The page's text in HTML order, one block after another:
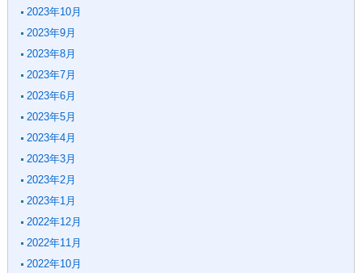
2023年10月
2023年9月
2023年8月
2023年7月
2023年6月
2023年5月
2023年4月
2023年3月
2023年2月
2023年1月
2022年12月
2022年11月
2022年10月